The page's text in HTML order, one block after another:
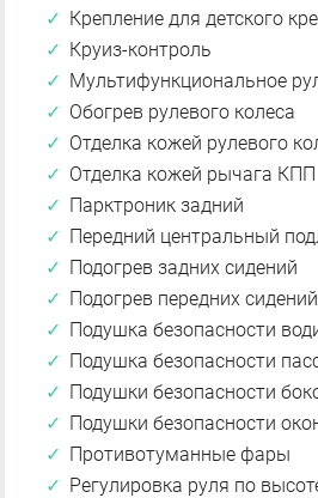
Крепление для детского
Круиз-контроль
Мультифункциональное
Обогрев рулевого колеса
Отделка кожей рулевого
Отделка кожей рычага КПП
Парктроник задний
Передний центральный
Подогрев задних сидений
Подогрев передних сидений
Подушка безопасности
Подушка безопасности
Подушки безопасности
Подушки безопасности
Противотуманные фары
Регулировка руля по